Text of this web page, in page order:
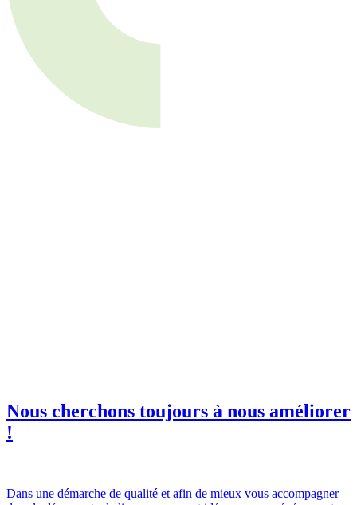
Nous cherchons toujours à nous améliorer
!